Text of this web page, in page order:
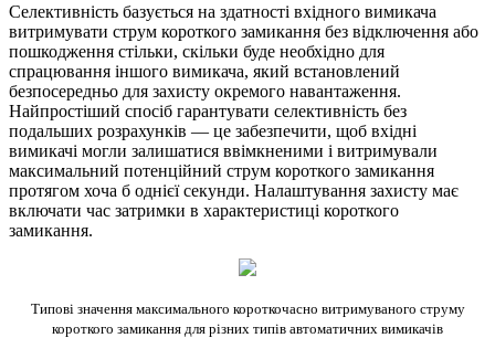
Селективність базується на здатності вхідного вимикача
витримувати струм короткого замикання без відключення або
пошкодження стільки, скільки буде необхідно для
спрацювання іншого вимикача, який встановлений
безпосередньо для захисту окремого навантаження.
Найпростіший спосіб гарантувати селективність без
подальших розрахунків — це забезпечити, щоб вхідні
вимикачі могли залишатися ввімкненими і витримували
максимальний потенційний струм короткого замикання
протягом хоча б однієї секунди. Налаштування захисту має
включати час затримки в характеристиці короткого
замикання.
Типові значення максимального короткочасно витримуваного струму
короткого замикання для різних типів автоматичних вимикачів